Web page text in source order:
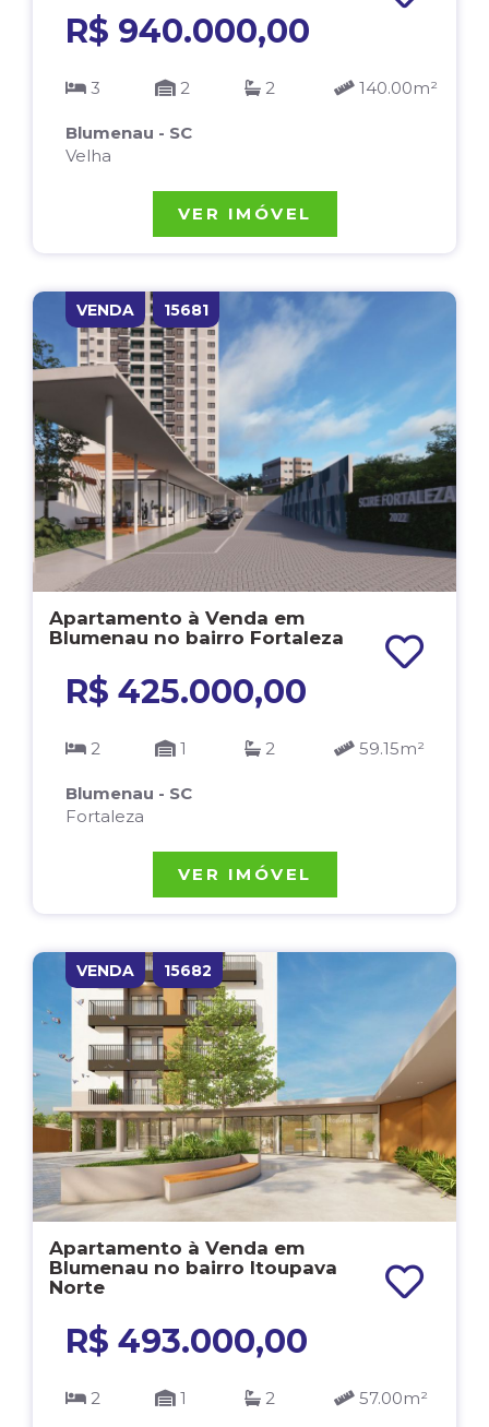
R$ 940.000,00
3 2 2 140.00m²
Blumenau - SC
Velha
VER IMÓVEL
VENDA 15681
Apartamento à Venda em
Blumenau no bairro Fortaleza
R$ 425.000,00
2 1 2 59.15m²
Blumenau - SC
Fortaleza
VER IMÓVEL
VENDA 15682
Apartamento à Venda em
Blumenau no bairro Itoupava
Norte
R$ 493.000,00
2 1 2 57.00m²